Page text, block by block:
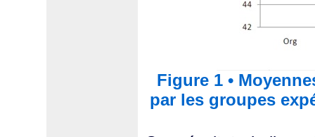
Figure 1 •
par les groupes